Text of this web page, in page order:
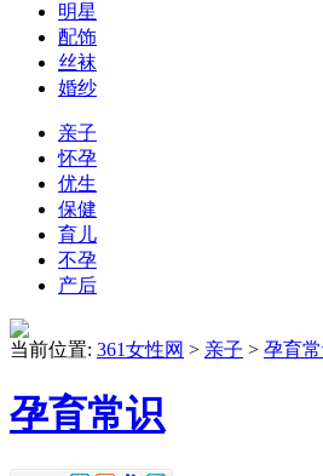
明星
配饰
丝袜
婚纱
亲子
怀孕
优生
保健
育儿
不孕
产后
当前位置: 361女性网 > 亲子 > 孕育
孕育常识